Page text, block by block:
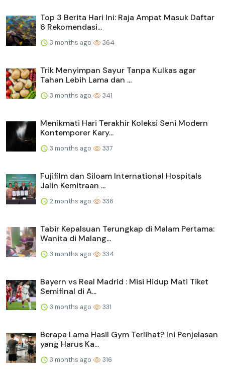
Top 3 Berita Hari Ini: Raja Ampat Masuk Daftar
6 Rekomendasi...
3 months ago 364
Trik Menyimpan Sayur Tanpa Kulkas agar
Tahan Lebih Lama dan ...
3 months ago 341
Menikmati Hari Terakhir Koleksi Seni Modern
Kontemporer Kary...
3 months ago 337
Fujifilm dan Siloam International Hospitals
Jalin Kemitraan ...
2 months ago 336
Tabir Kepalsuan Terungkap di Malam Pertama:
Wanita di Malang...
3 months ago 334
Bayern vs Real Madrid : Misi Hidup Mati Tiket
Semifinal di A...
3 months ago 331
Berapa Lama Hasil Gym Terlihat? Ini Penjelasan
yang Harus Ka...
3 months ago 316